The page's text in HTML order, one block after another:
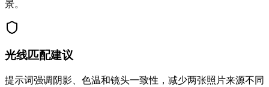
景。
光线匹配建议
提示词强调阴影、色温和镜头一致性，减少两张照片来源不同